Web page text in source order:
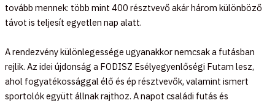
tovább mennek: több mint 400 résztvevő akár három különböző
távot is teljesít egyetlen nap alatt.
A rendezvény különlegessége ugyanakkor nemcsak a futásban
rejlik. Az idei újdonság a FODISZ Esélyegyenlőségi Futam lesz,
ahol fogyatékossággal élő és ép résztvevők, valamint ismert
sportolók együtt állnak rajthoz. A napot családi futás és